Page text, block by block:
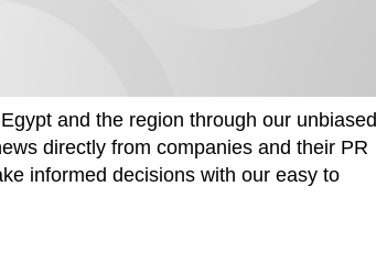
and the region through our unbiased
directly from companies and their PR
informed decisions with our easy to